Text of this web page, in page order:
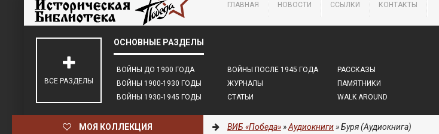
ГЛАВНАЯ НОВОСТИ ССЫЛКИ КОНТАКТЫ
ВОЙНЫ ДО 1900 ГОДА
ВОЙНЫ 1900-1930 ГОДЫ
ВОЙНЫ 1930-1945 ГОДЫ
ВОЙНЫ ПОСЛЕ 1945 ГОДА
ЖУРНАЛЫ
СТАТЬИ
РАССКАЗЫ
ПАМЯТНИКИ
WALK AROUND
ВСЕ РАЗДЕЛЫ
МОЯ КОЛЛЕКЦИЯ ВИБ «Победа»»Аудиокниги» Буря (Аудиокнига)